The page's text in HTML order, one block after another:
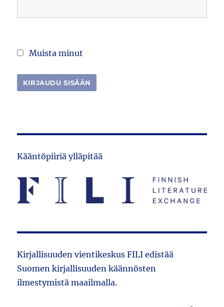
Muista minut
Kääntöpiiriä ylläpitää
Kirjallisuuden vientikeskus FILI edistää
Suomen kirjallisuuden käännösten
ilmestymistä maailmalla.